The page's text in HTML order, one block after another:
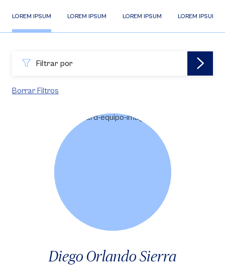
LOREM IPSUM LOREM IPSUM LOREM IPSUM LOREM IPSUM
Filtrar por
Borrar Filtros
Diego Orlando Sierra